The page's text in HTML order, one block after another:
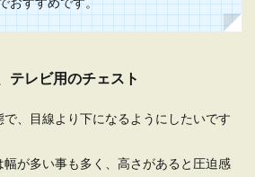
テレビ用のチェスト
、目線より下になるようにしたいです
が多い事も多く、高さがあると圧迫感